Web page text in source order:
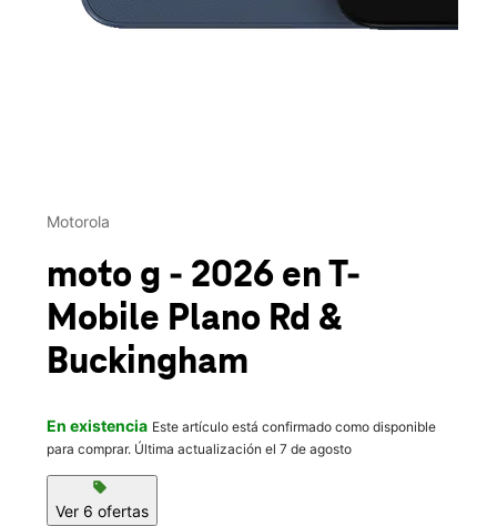
Motorola
moto g - 2026 en T-
Mobile Plano Rd &
Buckingham
En existencia Este artículo está confirmado como disponible
para comprar. Última actualización el 7 de agosto
sell
Ver 6 ofertas